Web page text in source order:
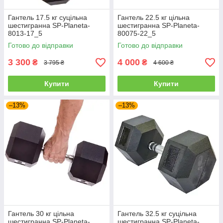
Гантель 17.5 кг суцільна
шестигранна SP-Planeta-
8013-17_5
Готово до відправки
3 300 ₴ 3 795 ₴
Купити
Гантель 22.5 кг цільна
шестигранна SP-Planeta-
80075-22_5
Готово до відправки
4 000 ₴ 4 600 ₴
Купити
–13%
Гантель 30 кг цільна
–13%
Гантель 32.5 кг суцільна